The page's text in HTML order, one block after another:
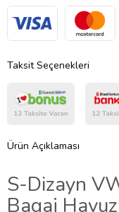
Taksit Seçenekleri
Ürün Açıklaması
S-Dizayn
Bagaj